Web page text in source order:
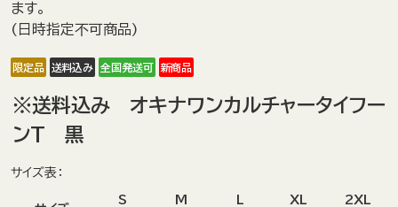
ます。
(日時指定不可商品)
限定品 送料込み 全国発送可 新商品
※送料込み オキナワンカルチャータイフー
ンT 黒
サイズ表：
S M L XL 2XL